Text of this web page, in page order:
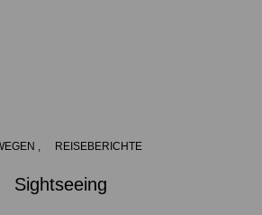
REISEBERICHTE
Sightseeing